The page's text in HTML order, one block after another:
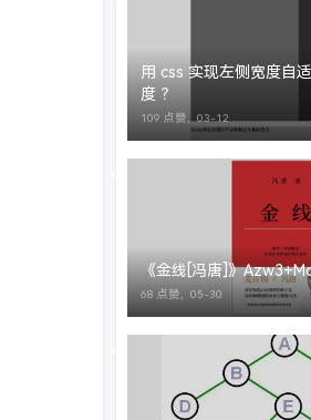
用 css 实现左侧宽度自
度 ？
109 点赞， 03-12
《金线[冯唐]》
68 点赞， 05-30